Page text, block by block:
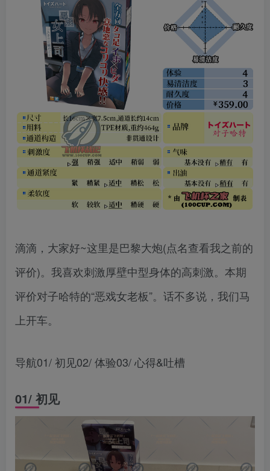
滴滴，大家好~这里是巴黎大炮(点名查看我之前的
评价)。我喜欢刺激厚壁中型身体的高刺激。本期
评价对子哈特的“恶戏女老板”。话不多说，我们马
上开车。
导航01/ 初见02/ 体验03/ 心得&吐槽
01/ 初见